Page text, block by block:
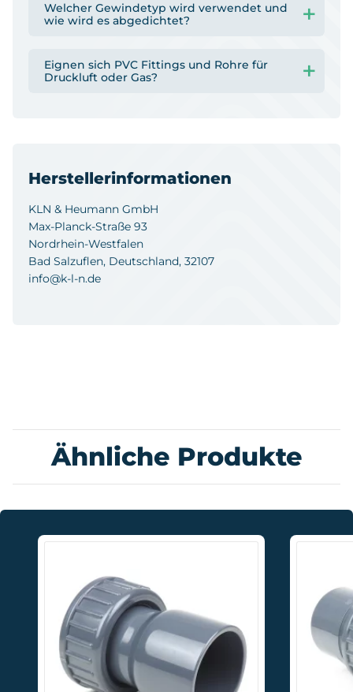
Welcher Gewindetyp wird verwendet und
wie wird es abgedichtet?
Eignen sich PVC Fittings und Rohre für
Druckluft oder Gas?
Herstellerinformationen
KLN & Heumann GmbH
Max-Planck-Straße 93
Nordrhein-Westfalen
Bad Salzuflen, Deutschland, 32107
info@k-l-n.de
Ähnliche Produkte